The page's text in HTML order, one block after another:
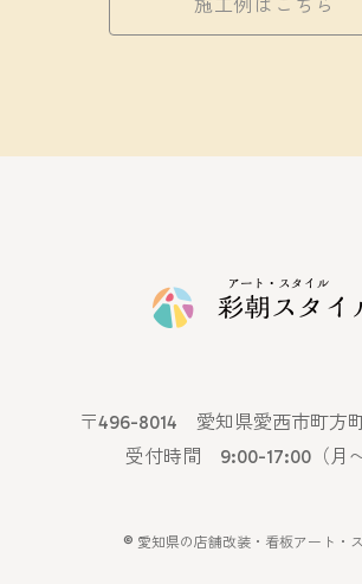
施工例はこちら
〒496-8014 愛知県愛西市町方
受付時間 9:00-17:00（月〜
© 愛知県の店舗改装・看板アート・